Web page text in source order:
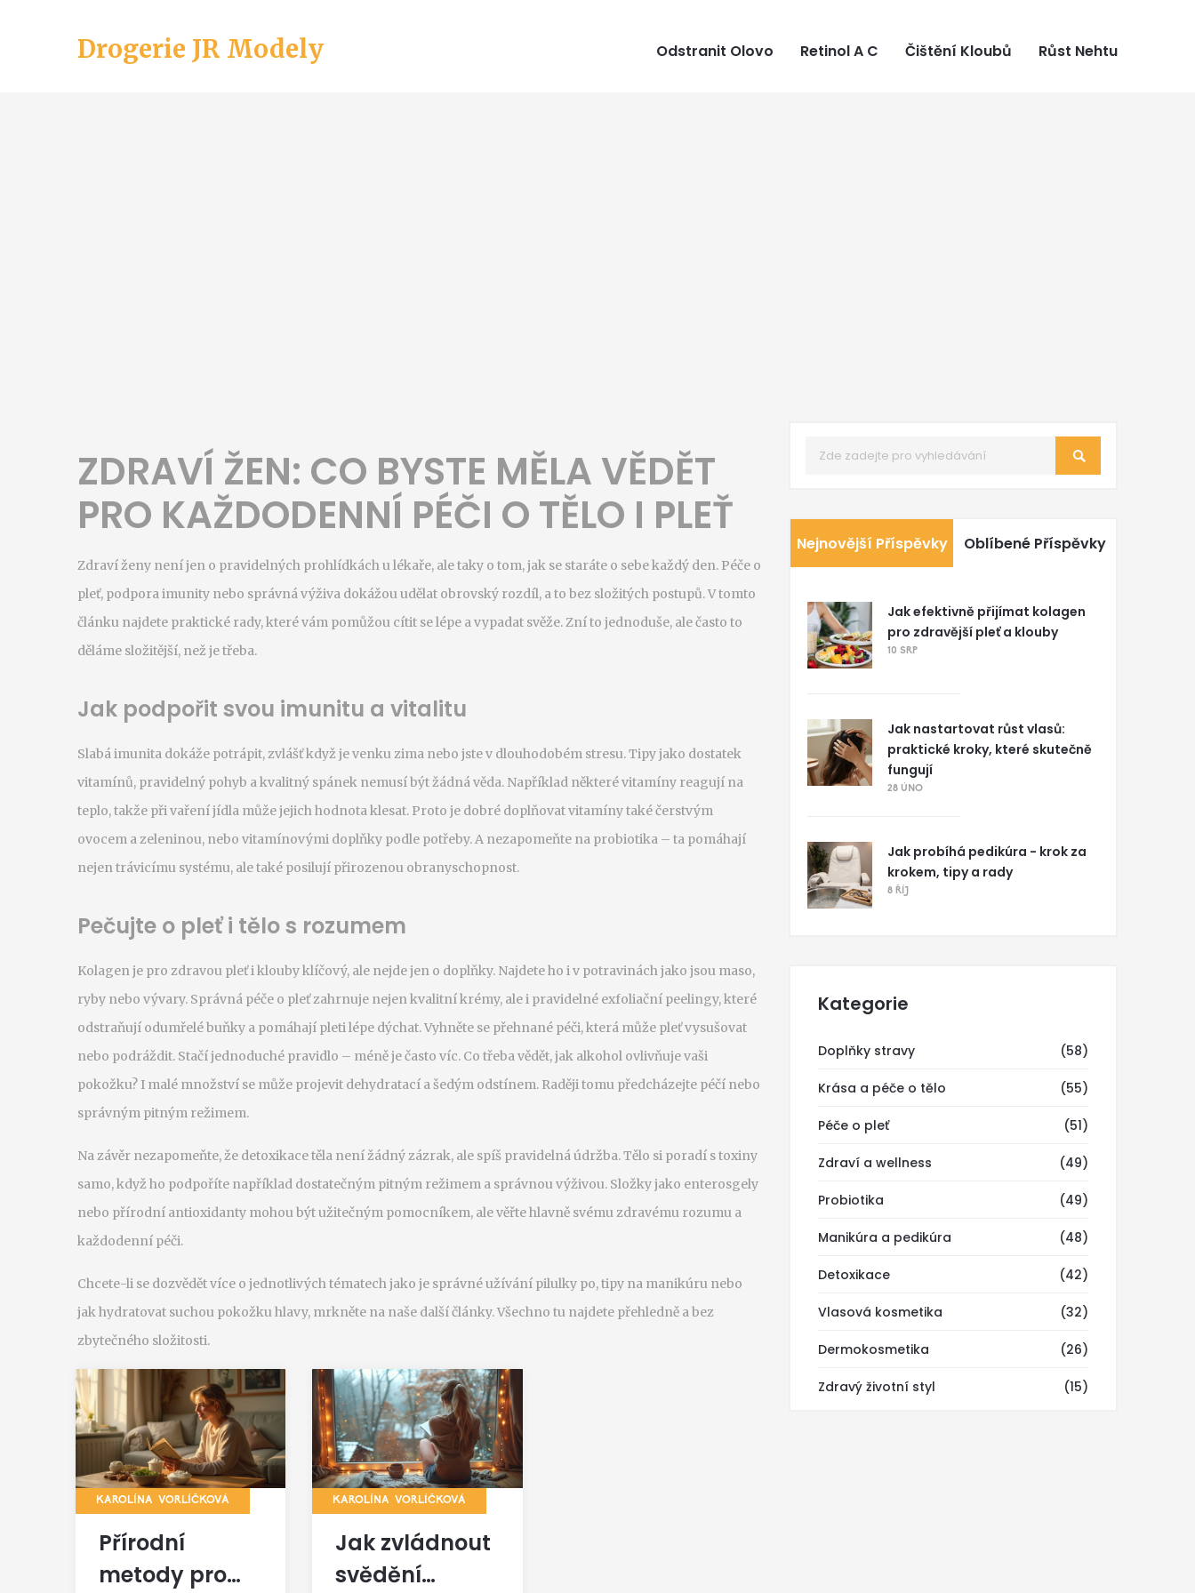
Drogerie JR Modely Odstranit Olovo Retinol A C Čištění Kloubů Růst Nehtu
ZDRAVÍ ŽEN: CO BYSTE MĚLA VĚDĚT
PRO KAŽDODENNÍ PÉČI O TĚLO I PLEŤ
Zdraví ženy není jen o pravidelných prohlídkách u lékaře, ale taky o tom, jak se staráte o sebe každý den. Péče o
pleť, podpora imunity nebo správná výživa dokážou udělat obrovský rozdíl, a to bez složitých postupů. V tomto
článku najdete praktické rady, které vám pomůžou cítit se lépe a vypadat svěže. Zní to jednoduše, ale často to
děláme složitější, než je třeba.
Jak podpořit svou imunitu a vitalitu
Slabá imunita dokáže potrápit, zvlášť když je venku zima nebo jste v dlouhodobém stresu. Tipy jako dostatek
vitamínů, pravidelný pohyb a kvalitný spánek nemusí být žádná věda. Například některé vitamíny reagují na
teplo, takže při vaření jídla může jejich hodnota klesat. Proto je dobré doplňovat vitamíny také čerstvým
ovocem a zeleninou, nebo vitamínovými doplňky podle potřeby. A nezapomeňte na probiotika – ta pomáhají
nejen trávicímu systému, ale také posilují přirozenou obranyschopnost.
Pečujte o pleť i tělo s rozumem
Kolagen je pro zdravou pleť i klouby klíčový, ale nejde jen o doplňky. Najdete ho i v potravinách jako jsou maso,
ryby nebo vývary. Správná péče o pleť zahrnuje nejen kvalitní krémy, ale i pravidelné exfoliační peelingy, které
odstraňují odumřelé buňky a pomáhají pleti lépe dýchat. Vyhněte se přehnané péči, která může pleť vysušovat
nebo podráždit. Stačí jednoduché pravidlo – méně je často víc. Co třeba vědět, jak alkohol ovlivňuje vaši
pokožku? I malé množství se může projevit dehydratací a šedým odstínem. Raději tomu předcházejte péčí nebo
správným pitným režimem.
Na závěr nezapomeňte, že detoxikace těla není žádný zázrak, ale spíš pravidelná údržba. Tělo si poradí s toxiny
samo, když ho podpoříte například dostatečným pitným režimem a správnou výživou. Složky jako enterosgely
nebo přírodní antioxidanty mohou být užitečným pomocníkem, ale věřte hlavně svému zdravému rozumu a
každodenní péči.
Chcete-li se dozvědět více o jednotlivých tématech jako je správné užívání pilulky po, tipy na manikúru nebo
jak hydratovat suchou pokožku hlavy, mrkněte na naše další články. Všechno tu najdete přehledně a bez
zbytečného složitosti.
KAROLÍNA VORLÍČKOVÁ
Přírodní
metody pro
KAROLÍNA VORLÍČKOVÁ
Jak zvládnout
svědění
Nejnovější Příspěvky Oblíbené Příspěvky
Jak efektivně přijímat kolagen
pro zdravější pleť a klouby
10 SRP
Jak nastartovat růst vlasů:
praktické kroky, které skutečně
fungují
28 ÚNO
Jak probíhá pedikúra - krok za
krokem, tipy a rady
8 ŘÍJ
Kategorie
Doplňky stravy (58)
Krása a péče o tělo (55)
Péče o pleť (51)
Zdraví a wellness (49)
Probiotika (49)
Manikúra a pedikúra (48)
Detoxikace (42)
Vlasová kosmetika (32)
Dermokosmetika (26)
Zdravý životní styl (15)